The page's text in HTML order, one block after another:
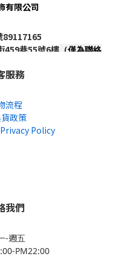
有限公司
89117165
459巷55號6樓 （僅為聯絡
服務
流程
政策
Policy
我們
-週五